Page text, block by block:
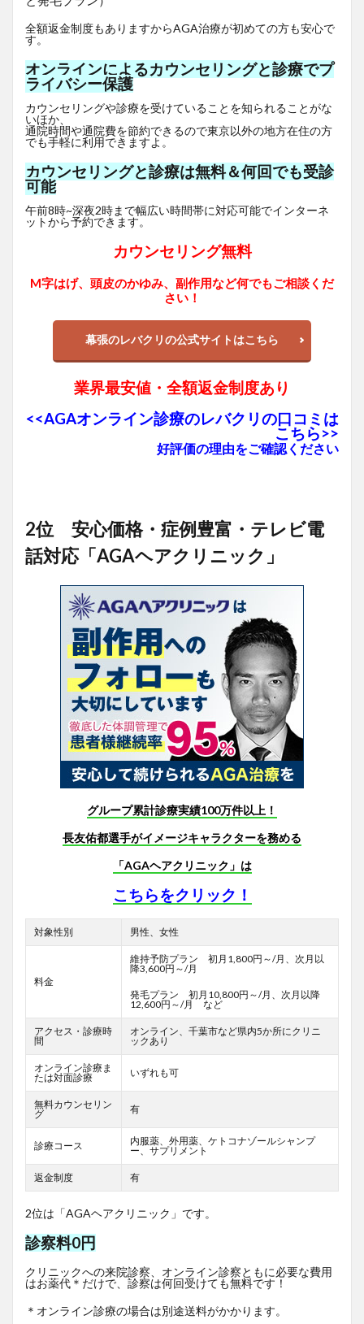
全額返金制度もありますからAGA治療が初めての方も安心で
す。
オンラインによるカウンセリングと診療でプ
ライバシー保護
カウンセリングや診療を受けていることを知られることがな
いほか、
通院時間や通院費を節約できるので東京以外の地方在住の方
でも手軽に利用できますよ。
カウンセリングと診療は無料＆何回でも受診
可能
午前8時~深夜2時まで幅広い時間帯に対応可能でインターネ
ットから予約できます。
カウンセリング無料
M字はげ、頭皮のかゆみ、副作用など何でもご相談くだ
さい！
幕張のレバクリの公式サイトはこちら
業界最安値・全額返金制度あり
<<AGAオンライン診療のレバクリの口コミは
こちら>>
好評価の理由をご確認ください
2位 安心価格・症例豊富・テレビ電
話対応「AGAヘアクリニック」
グループ累計診療実績100万件以上！
長友佑都選手がイメージキャラクターを務める
「AGAヘアクリニック」は
こちらをクリック！
対象性別 男性、女性
料金
維持予防プラン 初月1,800円～/月、次月以
降3,600円～/月
発毛プラン 初月10,800円～/月、次月以降
12,600円～/月 など
アクセス・診療時
間
オンライン、千葉市など県内5か所にクリニ
ックあり
オンライン診療ま
たは対面診療
いずれも可
無料カウンセリン
グ
有
診療コース
内服薬、外用薬、ケトコナゾールシャンプ
ー、サプリメント
返金制度 有
2位は「AGAヘアクリニック」です。
診察料0円
クリニックへの来院診察、オンライン診察ともに必要な費用
はお薬代＊だけで、診察は何回受けても無料です！
＊オンライン診療の場合は別途送料がかかります。